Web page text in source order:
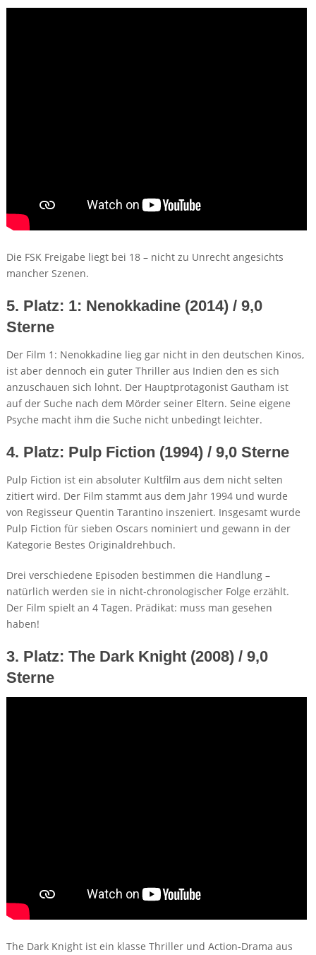
Die FSK Freigabe liegt bei 18 – nicht zu Unrecht angesichts
mancher Szenen.
5. Platz: 1: Nenokkadine (2014) / 9,0
Sterne
Der Film 1: Nenokkadine lieg gar nicht in den deutschen Kinos,
ist aber dennoch ein guter Thriller aus Indien den es sich
anzuschauen sich lohnt. Der Hauptprotagonist Gautham ist
auf der Suche nach dem Mörder seiner Eltern. Seine eigene
Psyche macht ihm die Suche nicht unbedingt leichter.
4. Platz: Pulp Fiction (1994) / 9,0 Sterne
Pulp Fiction ist ein absoluter Kultfilm aus dem nicht selten
zitiert wird. Der Film stammt aus dem Jahr 1994 und wurde
von Regisseur Quentin Tarantino inszeniert. Insgesamt wurde
Pulp Fiction für sieben Oscars nominiert und gewann in der
Kategorie Bestes Originaldrehbuch.
Drei verschiedene Episoden bestimmen die Handlung –
natürlich werden sie in nicht-chronologischer Folge erzählt.
Der Film spielt an 4 Tagen. Prädikat: muss man gesehen
haben!
3. Platz: The Dark Knight (2008) / 9,0
Sterne
The Dark Knight ist ein klasse Thriller und Action-Drama aus